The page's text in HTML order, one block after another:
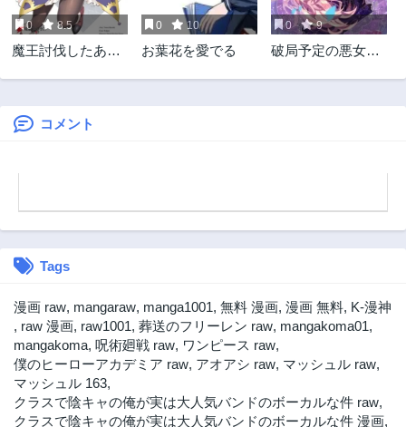
0 8.5
魔王討伐したあ
ターになった
0 10
お葉花を愛でる
0 9
破局予定の悪女の
せん!
コメント
Tags
漫画 raw, mangaraw, manga1001, 無料 漫画, 漫画 無料, K-漫神
, raw 漫画, raw1001, 葬送のフリーレン raw, mangakoma01,
mangakoma, 呪術廻戦 raw, ワンピース raw,
僕のヒーローアカデミア raw, アオアシ raw, マッシュル raw,
マッシュル 163,
クラスで陰キャの俺が実は大人気バンドのボーカルな件 raw,
クラスで陰キャの俺が実は大人気バンドのボーカルな件 漫画,